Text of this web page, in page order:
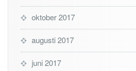
oktober 2017
augusti 2017
juni 2017